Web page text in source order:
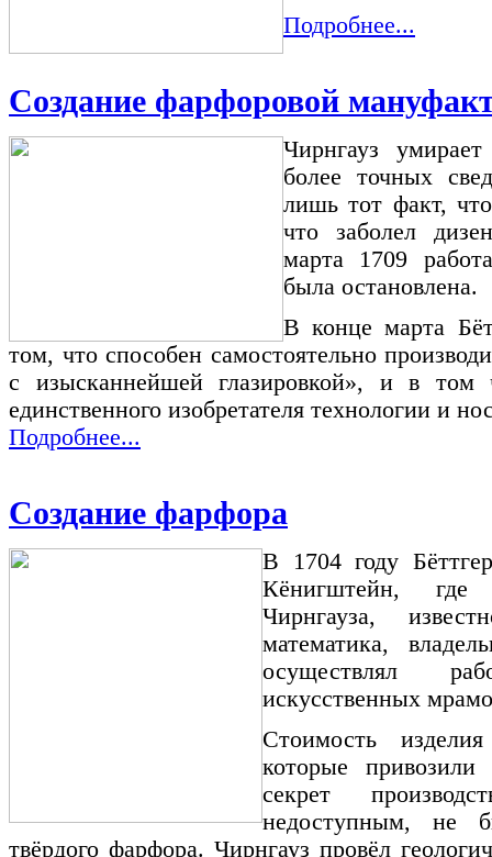
Подробнее...
Создание фарфоровой
Чирнгауз
более точных
лишь тот факт,
что заболел
марта 1709
была остановлена.
В конце марта
том, что способен самостоятельно
с изысканнейшей глазировкой», и в том
единственного изобретателя технологии и
Подробнее...
Создание фарфора
В 1704 году
Кёнигштейн, где
Чирнгауза,
математика,
осуществлял
искусственных
Стоимость
которые
секрет
недоступным, не
твёрдого фарфора. Чирнгауз провёл